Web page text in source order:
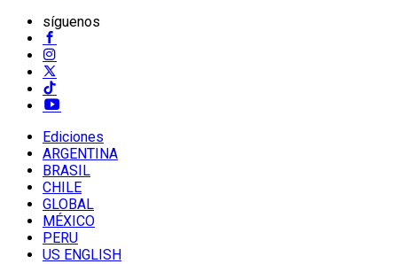
síguenos
Ediciones
ARGENTINA
BRASIL
CHILE
GLOBAL
MÉXICO
PERU
US ENGLISH